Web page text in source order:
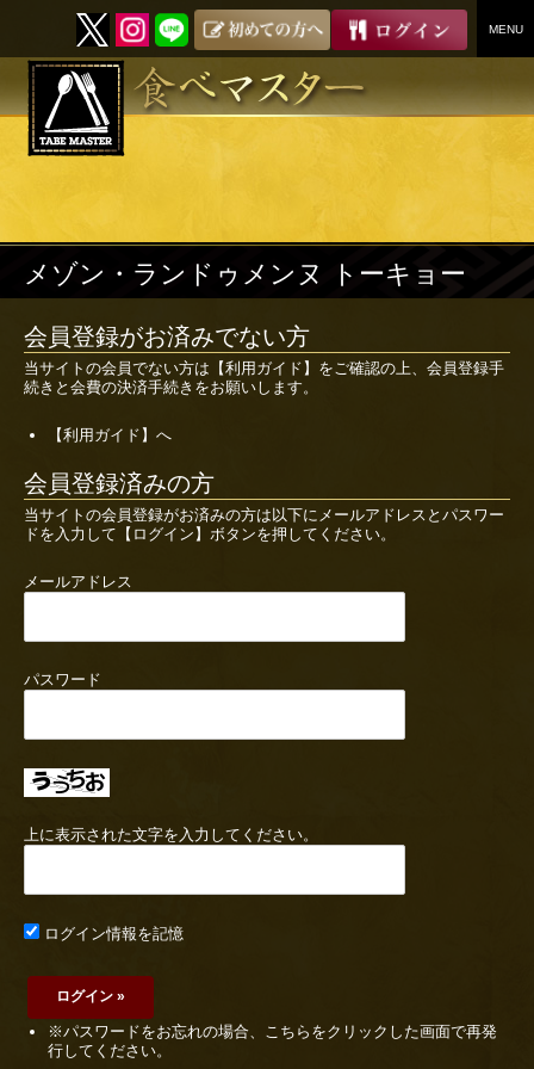
MENU
SKIP
メゾン・ランドゥメンヌ トーキョー
会員登録がお済みでない方
当サイトの会員でない方は 【利用ガイド】 をご確認の上、会員登録手
続きと会費の決済手続きをお願いします。
【利用ガイド】へ
会員登録済みの方
当サイトの会員登録がお済みの方は以下にメールアドレスとパスワー
ドを入力して【ログイン】ボタンを押してください。
メールアドレス
パスワード
上に表示された文字を入力してください。
ログイン情報を記憶
※パスワードをお忘れの場合、こちらをクリックした画面で再発
行してください。